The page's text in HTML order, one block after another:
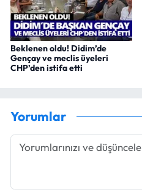
Beklenen oldu! Didim’de
Gençay ve meclis üyeleri
CHP’den istifa etti
Yorumlar